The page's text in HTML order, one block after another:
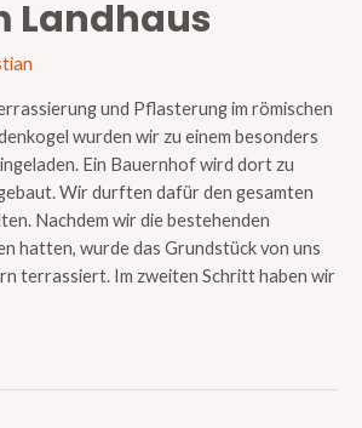
Landhaus
und Pflasterung im römischen
wurden wir zu einem besonders
Ein Bauernhof wird dort zu
Wir durften dafür den gesamten
Nachdem wir die bestehenden
hatten, wurde das Grundstück von uns
terrassiert. Im zweiten Schritt haben wir